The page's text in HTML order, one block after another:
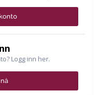
Logg inn her.